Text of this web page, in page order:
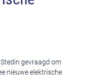
gevraagd om
nieuwe elektrische